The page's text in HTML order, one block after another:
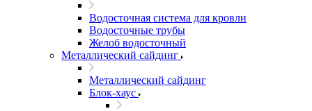
Водосточная система для кровли
Водосточные трубы
Желоб водосточный
Металлический сайдинг
Металлический сайдинг
Блок-хаус